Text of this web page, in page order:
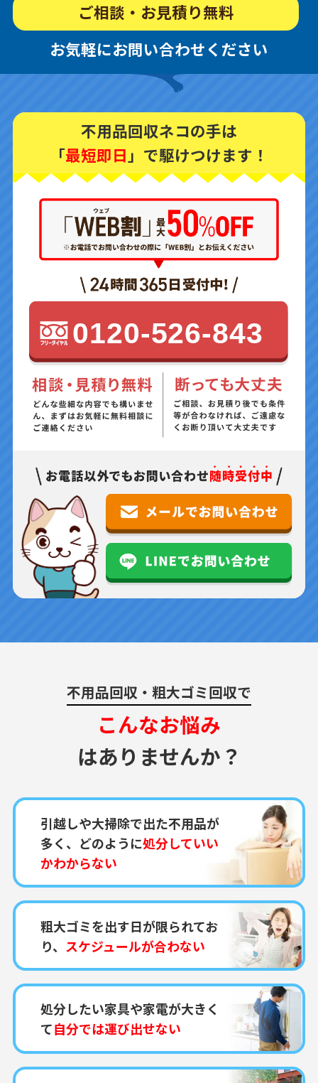
ご相談・お見積り無料
お気軽にお問い合わせください
不用品回収ネコの手は
「最短即日 」で駆けつけます！
0120-526-843
不用品回収・粗大ゴミ回収で
こんなお悩み
はありませんか？
引越しや大掃除で出た不用品が
多く、どのように処分していい
かわからない
粗大ゴミを出す日が限られてお
り、 スケジュールが合わない
処分したい家具や家電が大きく
て自分では運び出せない